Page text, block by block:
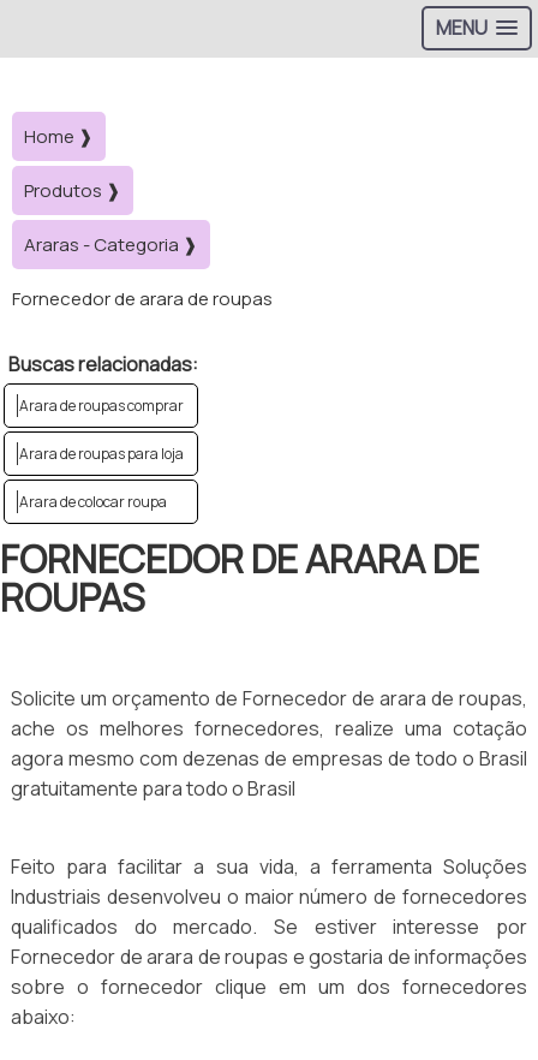
MENU
Home ❱
Produtos ❱
Araras - Categoria ❱
Fornecedor de arara de roupas
Buscas relacionadas:
Arara de roupas comprar
Arara de roupas para loja
Arara de colocar roupa
FORNECEDOR DE ARARA DE
ROUPAS
Solicite um orçamento de Fornecedor de arara de roupas,
ache os melhores fornecedores, realize uma cotação
agora mesmo com dezenas de empresas de todo o Brasil
gratuitamente para todo o Brasil
Feito para facilitar a sua vida, a ferramenta Soluções
Industriais desenvolveu o maior número de fornecedores
qualificados do mercado. Se estiver interesse por
Fornecedor de arara de roupas e gostaria de informações
sobre o fornecedor clique em um dos fornecedores
abaixo: